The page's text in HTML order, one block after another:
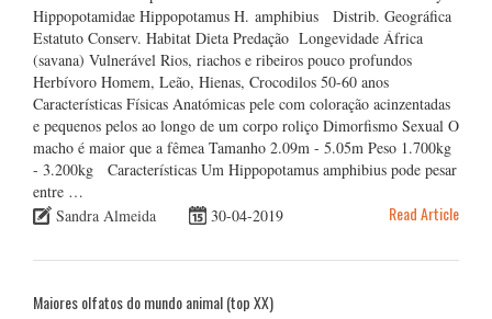
Hippopotamidae Hippopotamus H. amphibius Distrib. Geográfica
Estatuto Conserv. Habitat Dieta Predação Longevidade África
(savana) Vulnerável Rios, riachos e ribeiros pouco profundos
Herbívoro Homem, Leão, Hienas, Crocodilos 50-60 anos
Características Físicas Anatómicas pele com coloração acinzentadas
e pequenos pelos ao longo de um corpo roliço Dimorfismo Sexual O
macho é maior que a fêmea Tamanho 2.09m - 5.05m Peso 1.700kg
- 3.200kg Características Um Hippopotamus amphibius pode pesar
entre …
Sandra Almeida
30-04-2019 Read Article
Maiores olfatos do mundo animal (top XX)